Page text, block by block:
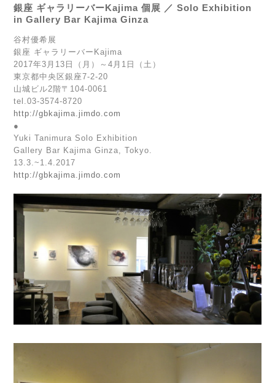
銀座 ギャラリーバーKajima 個展 ／ Solo Exhibition
in Gallery Bar Kajima Ginza
谷村優希展
銀座 ギャラリーバーKajima
2017年3月13日（月）～4月1日（土）
東京都中央区銀座7-2-20
山城ビル2階〒104-0061
tel.03-3574-8720
http://gbkajima.jimdo.com
●
Yuki Tanimura Solo Exhibition
Gallery Bar Kajima Ginza, Tokyo.
13.3.~1.4.2017
http://gbkajima.jimdo.com